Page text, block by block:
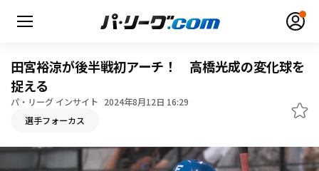
HOME
田宮裕涼が後半戦初アーチ！ 高橋光成の変化球を
捉える
パ・リーグ インサイト 2024年8月12日 16:29
選手フォーカス